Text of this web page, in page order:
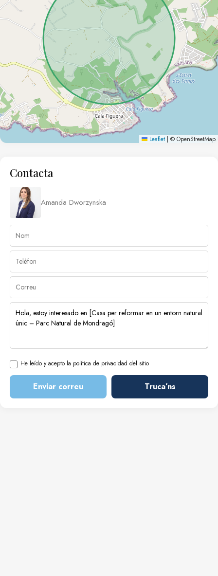
Leaflet © OpenStreetMap
Contacta
Amanda Dworzynska
He leído y acepto la política de privacidad del sitio
Enviar correu Truca’ns